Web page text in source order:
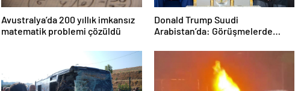
Avustralya’da 200 yıllık imkansız
matematik problemi çözüldü
Donald Trump Suudi
Arabistan’da: Görüşmelerde